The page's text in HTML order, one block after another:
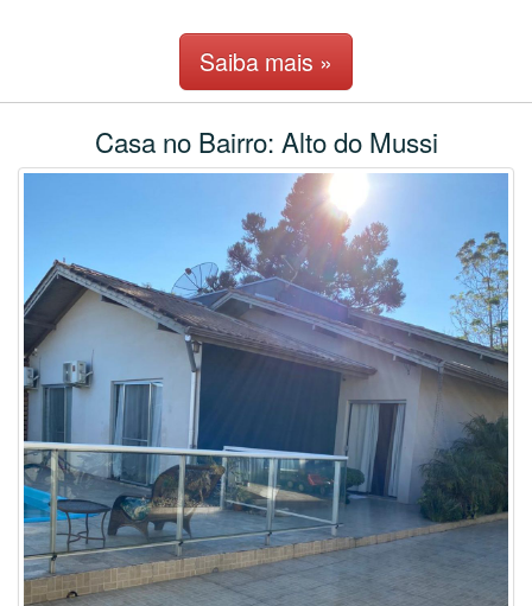
Saiba mais »
Casa no Bairro: Alto do Mussi